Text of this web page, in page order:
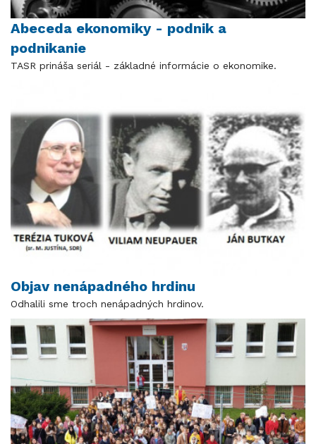
Abeceda ekonomiky - podnik a
podnikanie
TASR prináša seriál - základné informácie o ekonomike.
Objav nenápadného hrdinu
Odhalili sme troch nenápadných hrdinov.